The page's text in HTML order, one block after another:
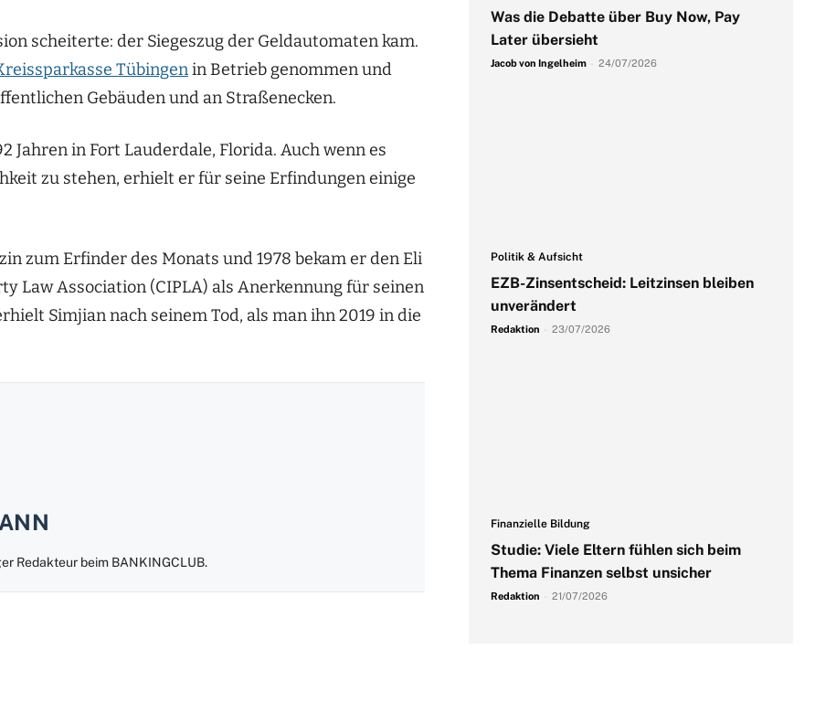
scheiterte: der Siegeszug der Geldautomaten kam.
Tübingenin Betrieb genommen und
Gebäuden und an Straßenecken.
Jahren in Fort Lauderdale, Florida. Auch wenn es
zu stehen, erhielt er für seine Erfindungen einige
zum Erfinder des Monats und 1978 bekam er den Eli
Law Association (CIPLA) als Anerkennung für seinen
Simjian nach seinem Tod, als man ihn 2019 in die
Redakteur beim BANKINGCLUB.
Was die Debatte über Buy Now, Pay
Later übersieht
Jacob von Ingelheim 24/07/2026
Politik & Aufsicht
EZB-Zinsentscheid: Leitzinsen bleiben
unverändert
Redaktion 23/07/2026
Finanzielle Bildung
Studie: Viele Eltern fühlen sich beim
Thema Finanzen selbst unsicher
Redaktion 21/07/2026